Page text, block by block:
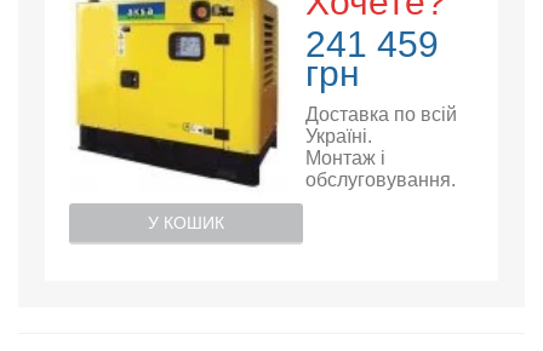
241 459
грн
Доставка по всій
Україні.
Монтаж і
обслуговування.
У КОШИК